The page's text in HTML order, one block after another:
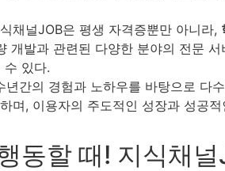
채널JOB은 평생 자격증뿐만 아니라,
개발과 관련된 다양한 분야의 전문 서
수 있다.
년간의 경험과 노하우를 바탕으로 다
며, 이용자의 주도적인 성장과 성공
동할 때! 지식채